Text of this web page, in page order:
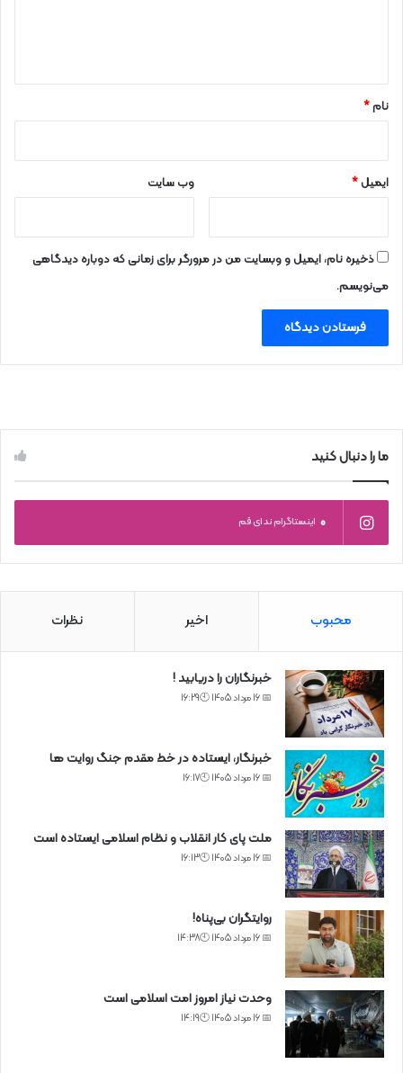
نام*
ایمیل* وب‌ سایت
ذخیره نام، ایمیل و وبسایت من در مرورگر برای زمانی که دوباره دیدگاهی
می‌نویسم.
ما را دنبال کنید
0 اینستاگرام ندای قم
محبوب اخیر نظرات
خبرنگاران را دریابید !
📅 16 مرداد 1405 🕙16:29
خبرنگار، ایستاده در خط مقدم جنگ روایت ها
📅 16 مرداد 1405 🕙16:17
ملت پای کار انقلاب و نظام اسلامی ایستاده است
📅 16 مرداد 1405 🕙16:13
روایتگران بی‌پناه!
📅 16 مرداد 1405 🕙14:38
وحدت نیاز امروز امت اسلامی است
📅 16 مرداد 1405 🕙14:19